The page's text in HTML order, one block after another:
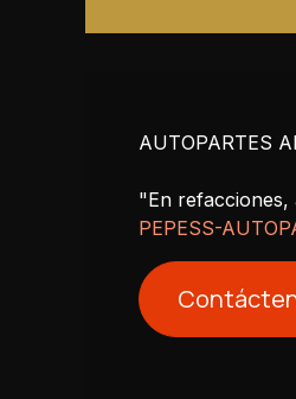
AUTOPARTES
"En refacciones,
PEPESS-